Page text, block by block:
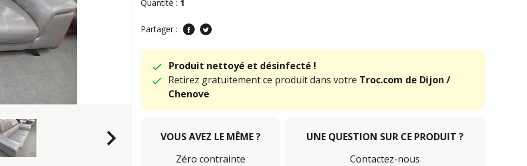
keyboard_arrow_right
Quantité : 1
Partager :
Produit nettoyé et désinfecté !
Retirez gratuitement ce produit dans votre Troc.com de Dijon /
Chenove
VOUS AVEZ LE MÊME ?
Zéro contrainte
UNE QUESTION SUR CE PRODUIT ?
Contactez-nous